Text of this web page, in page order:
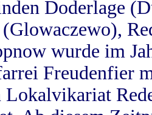
Doderlage
wurde im
Freudenfier
Lokalvikariat